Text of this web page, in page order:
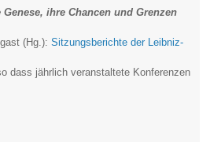
ihre Chancen und Grenzen
(Hg.):Sitzungsberichte der Leibniz-
dass jährlich veranstaltete Konferenzen